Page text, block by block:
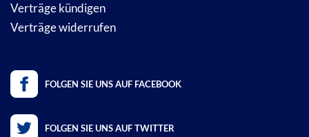
Verträge kündigen
Verträge widerrufen
FOLGEN SIE UNS AUF FACEBOOK
FOLGEN SIE UNS AUF TWITTER